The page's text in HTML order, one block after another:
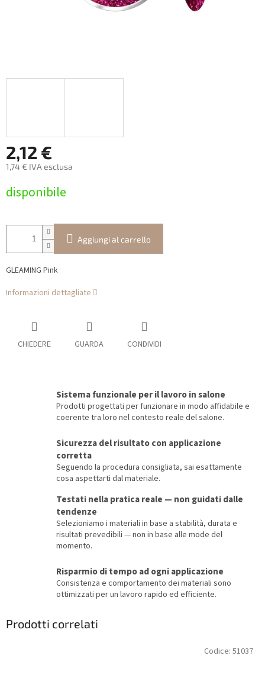
2,12 €
1,74 € IVA esclusa
della
disponibile
Aggiungi al carrello
GLEAMING Pink
Informazioni dettagliate
CHIEDERE GUARDA CONDIVIDI
Sistema funzionale per il lavoro in salone
Prodotti progettati per funzionare in modo affidabile e
coerente tra loro nel contesto reale del salone.
Sicurezza del risultato con applicazione
corretta
Seguendo la procedura consigliata, sai esattamente
cosa aspettarti dal materiale.
Testati nella pratica reale — non guidati dalle
tendenze
Selezioniamo i materiali in base a stabilità, durata e
risultati prevedibili — non in base alle mode del
momento.
Risparmio di tempo ad ogni applicazione
Consistenza e comportamento dei materiali sono
ottimizzati per un lavoro rapido ed efficiente.
Prodotti correlati
Codice: 51037